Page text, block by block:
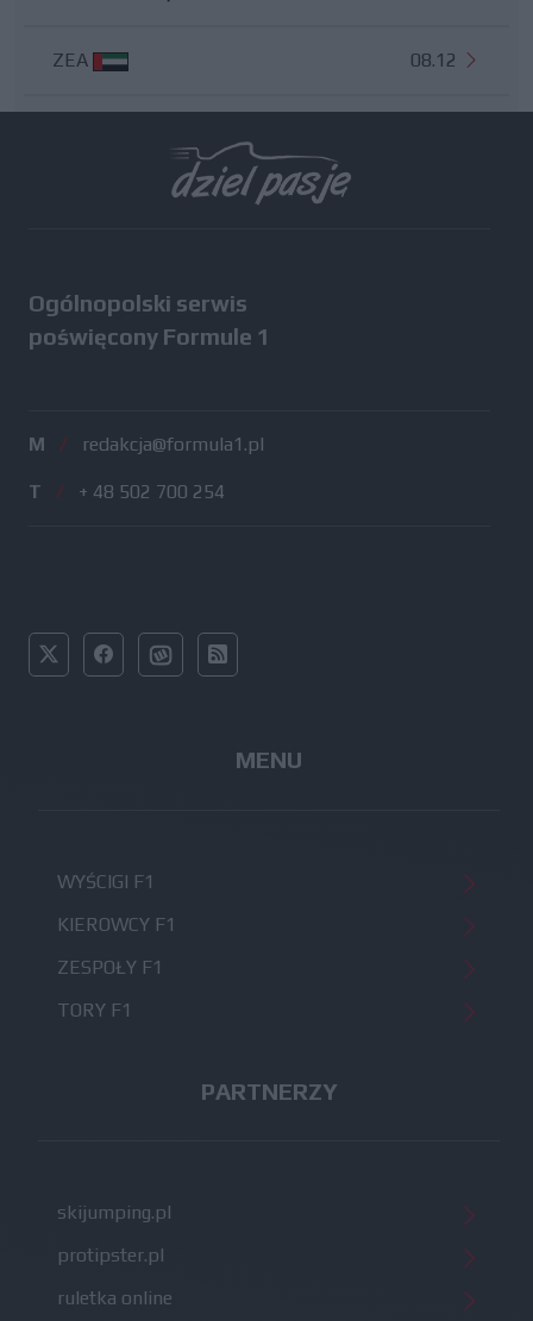
ZEA 08.12
Ogólnopolski serwis
poświęcony Formule 1
M / redakcja@formula1.pl
T / + 48 502 700 254
MENU
WYŚCIGI F1
KIEROWCY F1
ZESPOŁY F1
TORY F1
PARTNERZY
skijumping.pl
protipster.pl
ruletka online